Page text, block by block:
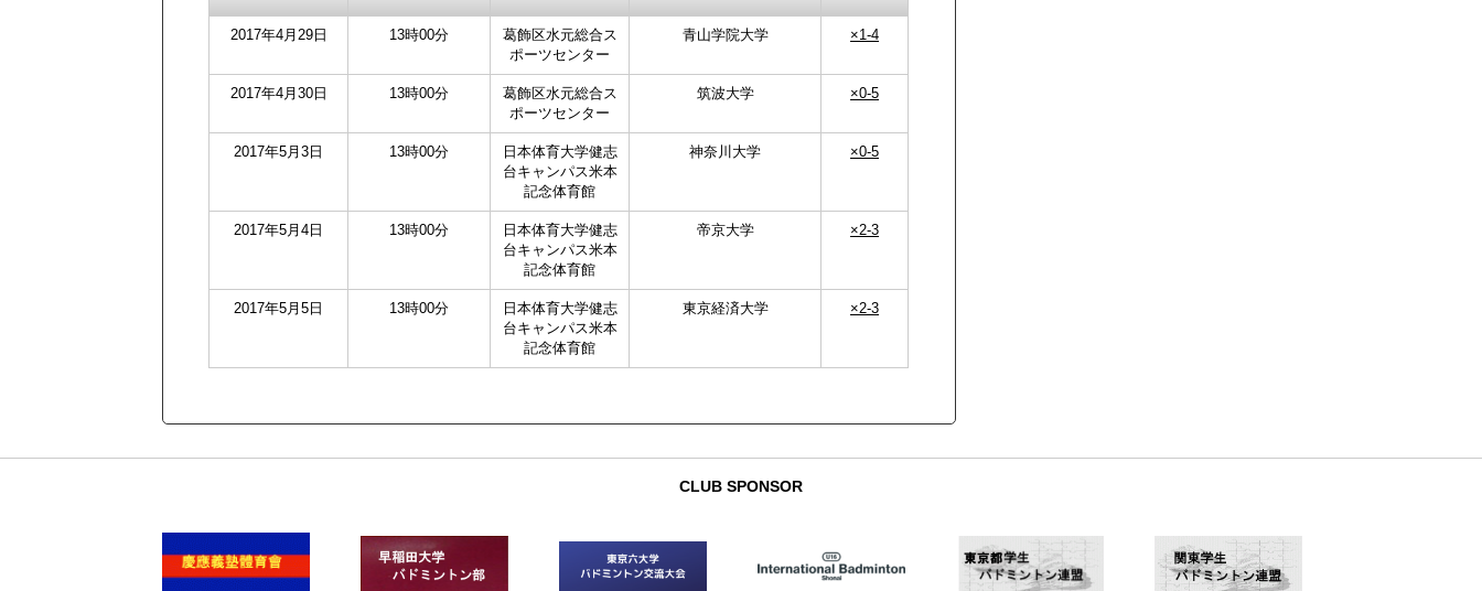
2017年4月29日 13時00分
葛飾区水元総合ス
ポーツセンター
青山学院大学 ×1-4
2017年4月30日 13時00分
葛飾区水元総合ス
ポーツセンター
筑波大学 ×0-5
2017年5月3日 13時00分
日本体育大学健志
台キャンパス米本
記念体育館
神奈川大学 ×0-5
2017年5月4日 13時00分
日本体育大学健志
台キャンパス米本
記念体育館
帝京大学 ×2-3
2017年5月5日 13時00分
日本体育大学健志
台キャンパス米本
記念体育館
東京経済大学 ×2-3
CLUB SPONSOR